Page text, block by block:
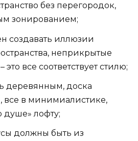
без перегородок,
зонированием;
создавать иллюзии
неприкрытые
все соответствует стилю;
деревянным, доска
все в минимиалистике,
душе» лофту;
должны быть из